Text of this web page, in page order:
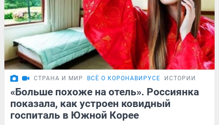
СТРАНА И МИР ВСЁ О КОРОНАВИРУСЕ ИСТОРИИ
«Больше похоже на отель». Россиянка
показала, как устроен ковидный
госпиталь в Южной Корее